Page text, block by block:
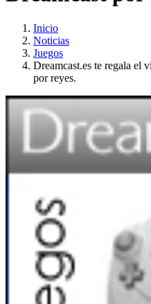
Inicio
Noticias
Juegos
Dreamcast.es te regala el
por reyes.